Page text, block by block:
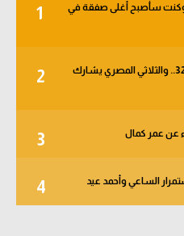
1
وكنت سأصبح أغلى صفقة في
2
خبر في الجول - الأهلي يبدأ من دور الـ 32.. والثلاثي المصري يشارك
3 عن عمر كمال
4 الساعي وأحمد عيد